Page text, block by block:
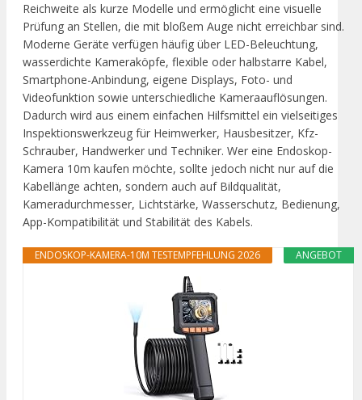
Reichweite als kurze Modelle und ermöglicht eine visuelle
Prüfung an Stellen, die mit bloßem Auge nicht erreichbar sind.
Moderne Geräte verfügen häufig über LED-Beleuchtung,
wasserdichte Kameraköpfe, flexible oder halbstarre Kabel,
Smartphone-Anbindung, eigene Displays, Foto- und
Videofunktion sowie unterschiedliche Kameraauflösungen.
Dadurch wird aus einem einfachen Hilfsmittel ein vielseitiges
Inspektionswerkzeug für Heimwerker, Hausbesitzer, Kfz-
Schrauber, Handwerker und Techniker. Wer eine Endoskop-
Kamera 10m kaufen möchte, sollte jedoch nicht nur auf die
Kabellänge achten, sondern auch auf Bildqualität,
Kameradurchmesser, Lichtstärke, Wasserschutz, Bedienung,
App-Kompatibilität und Stabilität des Kabels.
ANGEBOT
ENDOSKOP-KAMERA-10M TESTEMPFEHLUNG 2026